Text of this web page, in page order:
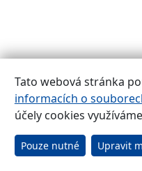
A nebude to teď jenom
opatření, zasadit se o
lepší uplatnění
vyšší zaměstnanost?
Tato webová stránka
informacích o
účely cookies
Pouze nutné Upravit